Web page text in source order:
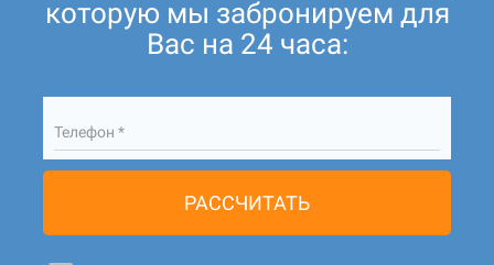
которую мы забронируем для
Вас на 24 часа:
Телефон *
РАССЧИТАТЬ